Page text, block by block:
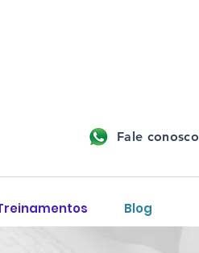
Fale conosco
Blog